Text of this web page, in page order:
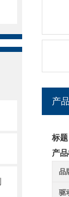
产
标
产
品
驱